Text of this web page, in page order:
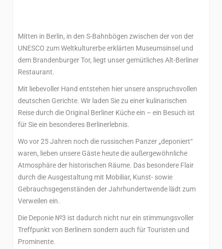
Mitten in Berlin, in den S-Bahnbögen zwischen der von der
UNESCO zum Weltkulturerbe erklärten Museumsinsel und
dem Brandenburger Tor, liegt unser gemütliches Alt-Berliner
Restaurant.
Mit liebevoller Hand entstehen hier unsere anspruchsvollen
deutschen Gerichte. Wir laden Sie zu einer kulinarischen
Reise durch die Original Berliner Küche ein – ein Besuch ist
für Sie ein besonderes Berlinerlebnis.
Wo vor 25 Jahren noch die russischen Panzer „deponiert“
waren, lieben unsere Gäste heute die außergewöhnliche
Atmosphäre der historischen Räume. Das besondere Flair
durch die Ausgestaltung mit Mobiliar, Kunst- sowie
Gebrauchsgegenständen der Jahrhundertwende lädt zum
Verweilen ein.
Die Deponie №3 ist dadurch nicht nur ein stimmungsvoller
Treffpunkt von Berlinern sondern auch für Touristen und
Prominente.